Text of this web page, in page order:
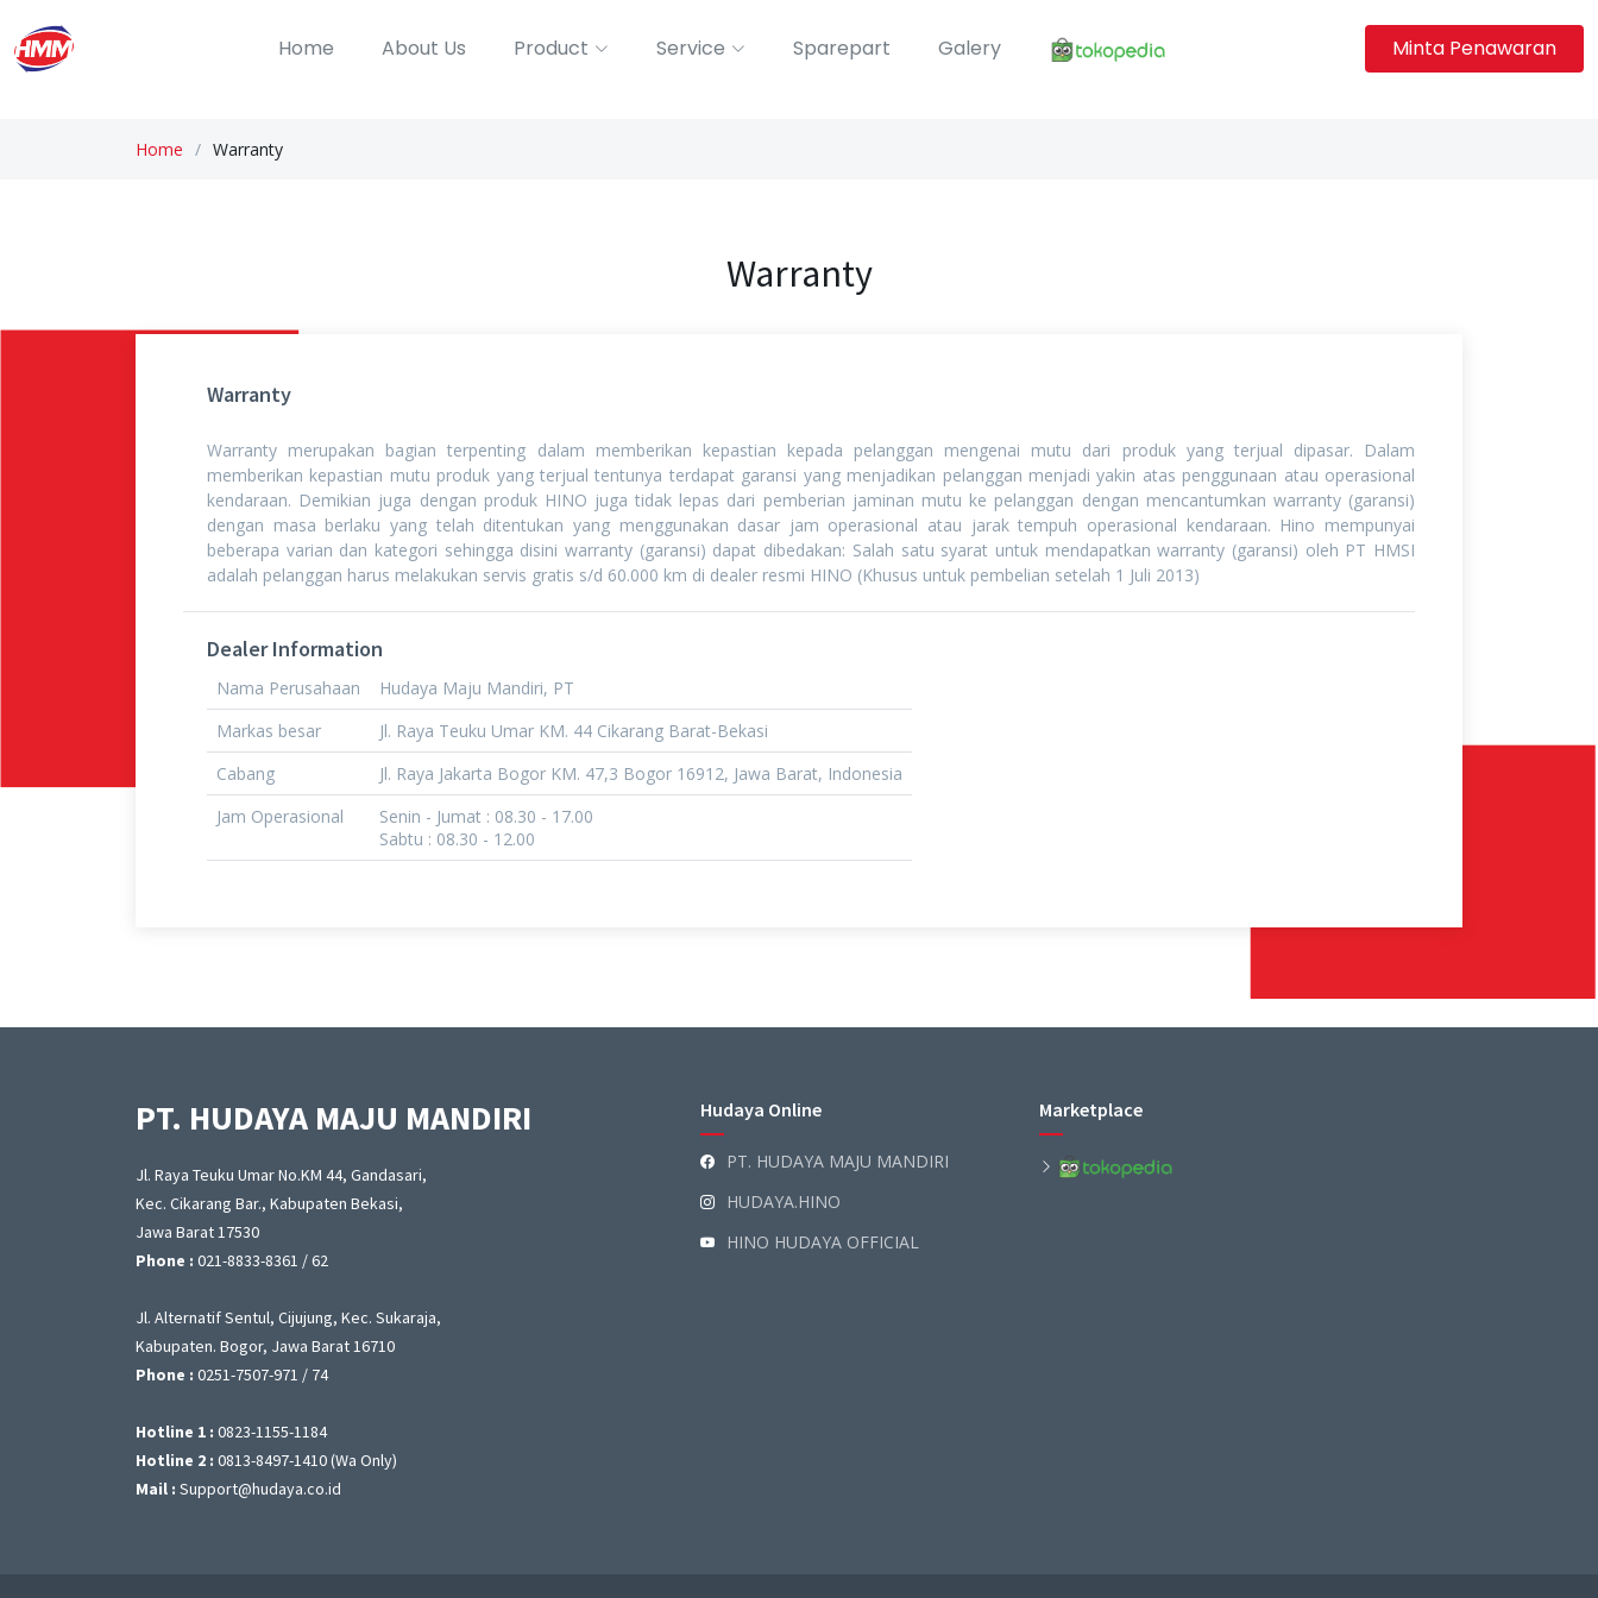
Home About Us Product Service Sparepart Galery Minta Penawaran
Home Warranty
Warranty
Warranty
Warranty merupakan bagian terpenting dalam memberikan kepastian kepada pelanggan mengenai mutu dari produk yang terjual dipasar. Dalam
memberikan kepastian mutu produk yang terjual tentunya terdapat garansi yang menjadikan pelanggan menjadi yakin atas penggunaan atau operasional
kendaraan. Demikian juga dengan produk HINO juga tidak lepas dari pemberian jaminan mutu ke pelanggan dengan mencantumkan warranty (garansi)
dengan masa berlaku yang telah ditentukan yang menggunakan dasar jam operasional atau jarak tempuh operasional kendaraan. Hino mempunyai
beberapa varian dan kategori sehingga disini warranty (garansi) dapat dibedakan: Salah satu syarat untuk mendapatkan warranty (garansi) oleh PT HMSI
adalah pelanggan harus melakukan servis gratis s/d 60.000 km di dealer resmi HINO (Khusus untuk pembelian setelah 1 Juli 2013)
Dealer Information
Nama Perusahaan
Hudaya Maju Mandiri, PT
Markas besar
Jl. Raya Teuku Umar KM. 44 Cikarang Barat-Bekasi
Cabang
Jl. Raya Jakarta Bogor KM. 47,3 Bogor 16912, Jawa Barat, Indonesia
Jam Operasional
Senin - Jumat : 08.30 - 17.00
Sabtu : 08.30 - 12.00
PT. HUDAYA MAJU MANDIRI
Jl. Raya Teuku Umar No.KM 44, Gandasari,
Kec. Cikarang Bar., Kabupaten Bekasi,
Jawa Barat 17530
Phone : 021-8833-8361 / 62
Jl. Alternatif Sentul, Cijujung, Kec. Sukaraja,
Kabupaten. Bogor, Jawa Barat 16710
Phone : 0251-7507-971 / 74
Hotline 1 : 0823-1155-1184
Hotline 2 : 0813-8497-1410 (Wa Only)
Mail : Support@hudaya.co.id
Hudaya Online
PT. HUDAYA MAJU MANDIRI
HUDAYA.HINO
HINO HUDAYA OFFICIAL
Marketplace